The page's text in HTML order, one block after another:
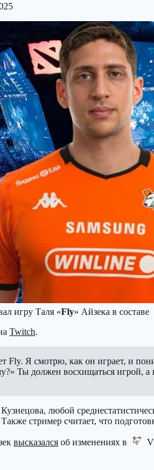
игру Таля «Fly» Айзека в составе
Twitch.
Fly. Я смотрю, как он играет, и
Ты должен восхищаться игрой, а
Кузнецова, любой
стример считает, что
высказался об изменениях в